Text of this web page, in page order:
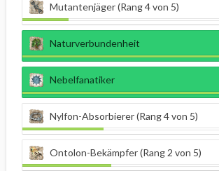
Mutantenjäger (Rang 4 von 5)
Naturverbundenheit
Nebelfanatiker
Nylfon-Absorbierer (Rang 4 von 5)
Ontolon-Bekämpfer (Rang 2 von 5)